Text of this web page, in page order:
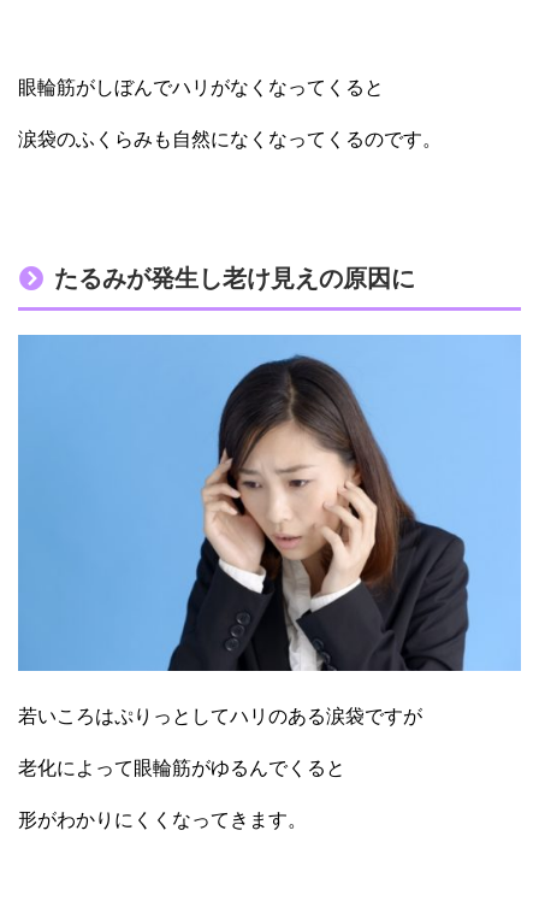
眼輪筋がしぼんでハリがなくなってくると
涙袋のふくらみも自然になくなってくるのです。
たるみが発生し老け見えの原因に
若いころはぷりっとしてハリのある涙袋ですが
老化によって眼輪筋がゆるんでくると
形がわかりにくくなってきます。